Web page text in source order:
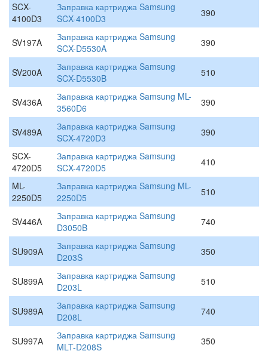
SCX-
4100D3
Заправка картриджа Samsung
SCX-4100D3
390
SV197A
Заправка картриджа Samsung
SCX-D5530A
390
SV200A
Заправка картриджа Samsung
SCX-D5530B
510
SV436A
Заправка картриджа Samsung ML-
3560D6
390
SV489A
Заправка картриджа Samsung
SCX-4720D3
390
SCX-
4720D5
Заправка картриджа Samsung
SCX-4720D5
410
ML-
2250D5
Заправка картриджа Samsung ML-
2250D5
510
SV446A
Заправка картриджа Samsung
D3050B
740
SU909A
Заправка картриджа Samsung
D203S
350
SU899A
Заправка картриджа Samsung
D203L
510
SU989A
Заправка картриджа Samsung
D208L
740
SU997A
Заправка картриджа Samsung
MLT-D208S
350